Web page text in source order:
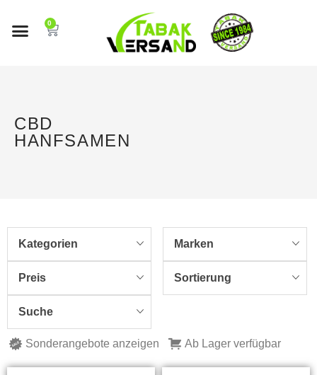
0
CBD
HANFSAMEN
Kategorien Marken
Preis Sortierung
Suche
Sonderangebote anzeigen Ab Lager verfügbar